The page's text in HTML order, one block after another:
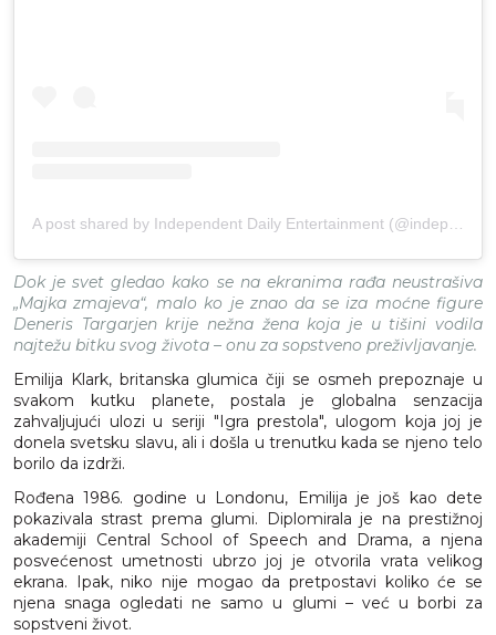
Dok je svet gledao kako se na ekranima rađa neustrašiva
„Majka zmajeva“, malo ko je znao da se iza moćne figure
Deneris Targarjen krije nežna žena koja je u tišini vodila
najtežu bitku svog života – onu za sopstveno preživljavanje.
Emilija Klark, britanska glumica čiji se osmeh prepoznaje u
svakom kutku planete, postala je globalna senzacija
zahvaljujući ulozi u seriji "Igra prestola", ulogom koja joj je
donela svetsku slavu, ali i došla u trenutku kada se njeno telo
borilo da izdrži.
Rođena 1986. godine u Londonu, Emilija je još kao dete
pokazivala strast prema glumi. Diplomirala je na prestižnoj
akademiji Central School of Speech and Drama, a njena
posvećenost umetnosti ubrzo joj je otvorila vrata velikog
ekrana. Ipak, niko nije mogao da pretpostavi koliko će se
njena snaga ogledati ne samo u glumi – već u borbi za
sopstveni život.